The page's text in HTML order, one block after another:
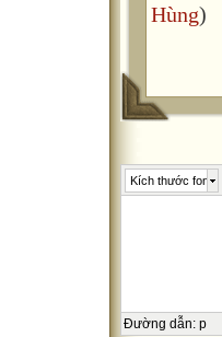
Hùng)
Kích thước font
Đường dẫn: p